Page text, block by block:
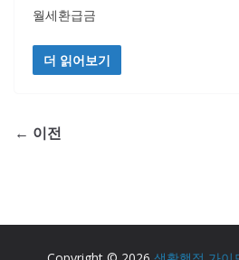
월세환급금
더 읽어보기
← 이전